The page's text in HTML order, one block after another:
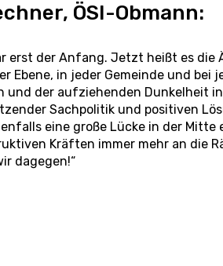
ÖSI-Obmann:
erst der Anfang. Jetzt heißt es die
Ebene, in jeder Gemeinde und bei
und der aufziehenden Dunkelheit
Sachpolitik und positiven
eine große Lücke in der Mitte
Kräften immer mehr an die
dagegen!“